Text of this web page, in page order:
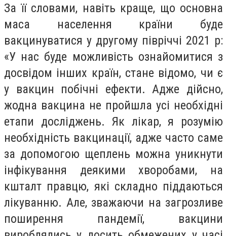
За її словами, навіть краще, що основна
маса населення країни буде
вакцинуватися у другому півріччі 2021 р:
«У нас буде можливість ознайомитися з
досвідом інших країн, стане відомо, чи є
у вакцин побічні ефекти. Адже дійсно,
жодна вакцина не пройшла усі необхідні
етапи досліджень. Як лікар, я розумію
необхідність вакцинації, адже часто саме
за допомогою щеплень можна уникнути
інфікування деякими хворобами, на
кшталт правцю, які складно піддаються
лікуванню. Але, зважаючи на загрозливе
поширення пандемії, вакцини